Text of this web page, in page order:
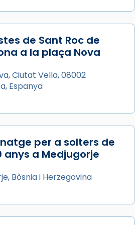
el cardenal Joan
la missa i l’ha
auxiliar de Barcelona,
Juliana i
i màrtirs.
de sant Cugat, a
sorgeix la tradició
(“relatiu a Júlia”) i
de Sant Roc de
a la plaça Nova
Ciutat Vella, 08002
Espanya
per a solters de
anys a Medjugorje
Bòsnia i Herzegovina